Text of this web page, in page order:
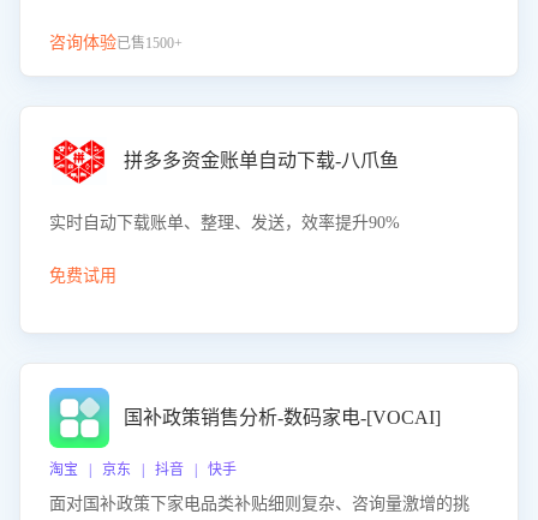
咨询体验已售1500+
拼多多资金账单自动下载-八爪鱼
实时自动下载账单、整理、发送，效率提升90%
免费试用
国补政策销售分析-数码家电-[VOCAI]
淘宝 | 京东 | 抖音 | 快手
面对国补政策下家电品类补贴细则复杂、咨询量激增的挑